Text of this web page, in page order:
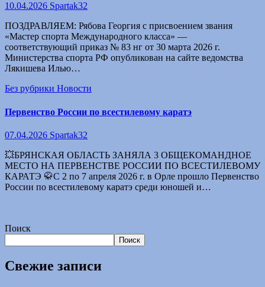
10.04.2026 Spartak32
ПОЗДРАВЛЯЕМ: Рябова Георгия с присвоением звания
«Мастер спорта Международного класса» —
соответствующий приказ № 83 нг от 30 марта 2026 г.
Министерства спорта РФ опубликован на сайте ведомства
Лякишева Илью…
Без рубрики Новости
Первенство России по всестилевому каратэ
07.04.2026 Spartak32
💥БРЯНСКАЯ ОБЛАСТЬ ЗАНЯЛА 3 ОБЩЕКОМАНДНОЕ
МЕСТО НА ПЕРВЕНСТВЕ РОССИИ ПО ВСЕСТИЛЕВОМУ
КАРАТЭ 🥋С 2 по 7 апреля 2026 г. в Орле прошло Первенство
России по всестилевому каратэ среди юношей и…
Поиск
Поиск
Свежие записи